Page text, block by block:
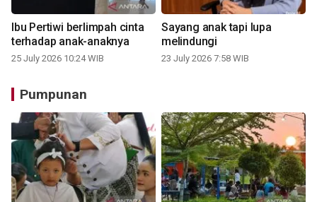
Ibu Pertiwi berlimpah cinta
terhadap anak-anaknya
25 July 2026 10:24 WIB
Sayang anak tapi lupa
melindungi
23 July 2026 7:58 WIB
Pumpunan